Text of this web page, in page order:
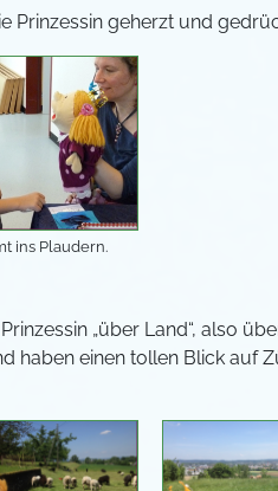
Prinzessin geherzt und
ins Plaudern.
„über Land“, also
haben einen tollen Blick auf